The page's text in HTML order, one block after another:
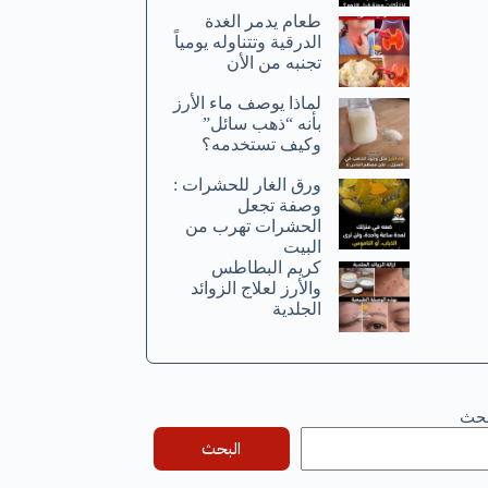
طعام يدمر الغدة
الدرقية وتتناوله يومياً
تجنبه من الأن
لماذا يوصف ماء الأرز
بأنه “ذهب سائل”
وكيف تستخدمه؟
ورق الغار للحشرات :
وصفة تجعل
الحشرات تهرب من
البيت
كريم البطاطس
والأرز لعلاج الزوائد
الجلدية
البحث